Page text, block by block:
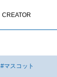
CREATOR
#マスコット